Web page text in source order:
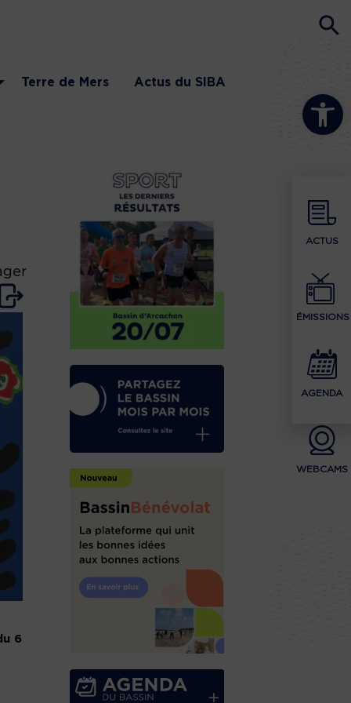
Ouvrir la
ACTUS
ÉMISSIONS
AGENDA
WEBCAMS
Terre de Mers Actus du SIBA
6